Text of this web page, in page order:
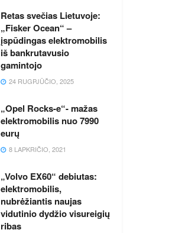
Retas svečias Lietuvoje:
„Fisker Ocean“ –
įspūdingas elektromobilis
iš bankrutavusio
gamintojo
24 RUGPJŪČIO, 2025
„Opel Rocks-e“- mažas
elektromobilis nuo 7990
eurų
8 LAPKRIČIO, 2021
„Volvo EX60“ debiutas:
elektromobilis,
nubrėžiantis naujas
vidutinio dydžio visureigių
ribas